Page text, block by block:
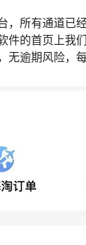
，所有通道已
件的首页上
无逾期风险，